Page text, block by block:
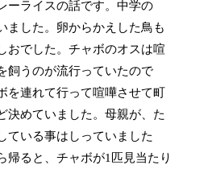
ーライスの話です。中学の
ました。卵からかえした鳥も
おでした。チャボのオスは喧
飼うのが流行っていたので
を連れて行って喧嘩させて町
決めていました。母親が、た
ている事はしっていました
帰ると、チャボが1匹見当たり